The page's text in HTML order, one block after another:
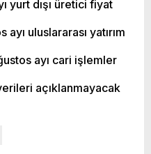
yurt dışı üretici fiyat
uluslararası yatırım
ayı cari işlemler
açıklanmayacak